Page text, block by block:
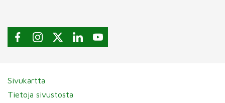
Sivukartta
Tietoja sivustosta